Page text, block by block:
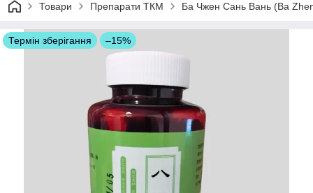
Товари Препарати ТКМ Ба Чжен Сань Вань (Ba
Термін зберігання –15%